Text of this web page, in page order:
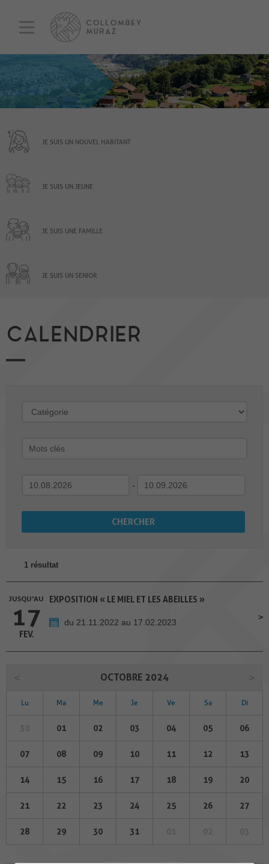
JE SUIS UN NOUVEL HABITANT
JE SUIS UN JEUNE
JE SUIS UNE FAMILLE
JE SUIS UN SENIOR
CALENDRIER
-
1 résultat
JUSQU'AU
17
FEV.
EXPOSITION « LE MIEL ET LES ABEILLES »
du 21.11.2022 au 17.02.2023
OCTOBRE 2024
Lu Ma Me Je Ve Sa Di
01 02 03 04 05 06
07 08 09 10 11 12 13
14 15 16 17 18 19 20
21 22 23 24 25 26 27
28 29 30 31